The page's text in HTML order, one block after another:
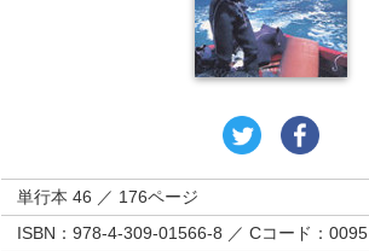
単行本 46 ／ 176ページ
ISBN：978-4-309-01566-8 ／ Cコード：0095